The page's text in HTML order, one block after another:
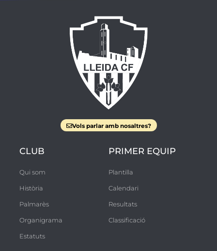
Vols parlar amb nosaltres?
CLUB
Qui som
Història
Palmarès
Organigrama
Estatuts
PRIMER EQUIP
Plantilla
Calendari
Resultats
Classificació